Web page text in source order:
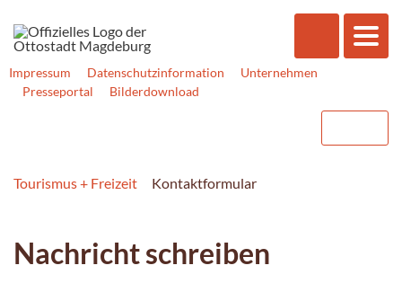
Impressum Datenschutzinformation
Unternehmen
Presseportal
Bilderdownload
Tourismus + Freizeit Kontaktformular
Nachricht schreiben